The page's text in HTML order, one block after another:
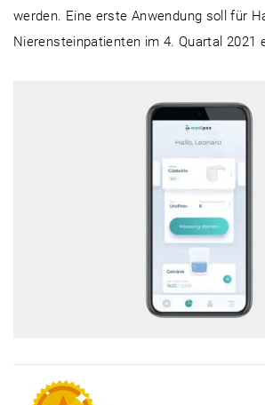
werden. Eine erste Anwendung soll für
Nierensteinpatienten im 4. Quartal 2021